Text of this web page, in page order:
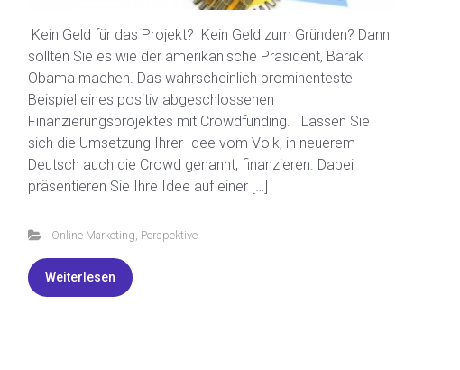
Kein Geld für das Projekt? Kein Geld zum Gründen? Dann
sollten Sie es wie der amerikanische Präsident, Barak
Obama machen. Das wahrscheinlich prominenteste
Beispiel eines positiv abgeschlossenen
Finanzierungsprojektes mit Crowdfunding. Lassen Sie
sich die Umsetzung Ihrer Idee vom Volk, in neuerem
Deutsch auch die Crowd genannt, finanzieren. Dabei
präsentieren Sie Ihre Idee auf einer […]
Online Marketing Perspektive
Weiterlesen